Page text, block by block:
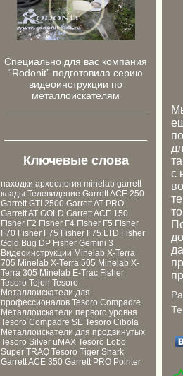
Cпециально для ваc компания
“Rodonit” подготовила серию
видеоинструкции по
металлоискателям
Ключевые слова
находки археология minelab garrett
клады Телевидение Garrett ACE 250
Garrett GTI 2500 Garrett AT PRO
Garrett AT GOLD Garrett ACE 150
Fisher F2 Fisher F4 Fisher F5 Fisher
F70 Fisher F75 Fisher F75 LTD Fisher
Gold Bug DP Fisher Gemini 3
Видеоинструкции Minelab X-Terra
705 Minelab X-Terra 505 Minelab X-
Terra 305 Minelab E-Trac Fisher
Tesoro Tejon Tesoro
Металлоискатели для
профессионалов Tesoro Compadre
Металлоискатели первого уровня
Tesoro Compadre SE Tesoro Cibola
Металлоискатели для продвинутых
Tesoro Silver uMAX Tesoro Lobo
Super TRAQ Tesoro Tiger Shark
Garrett ACE 350 Garrett PRO Pointer
с